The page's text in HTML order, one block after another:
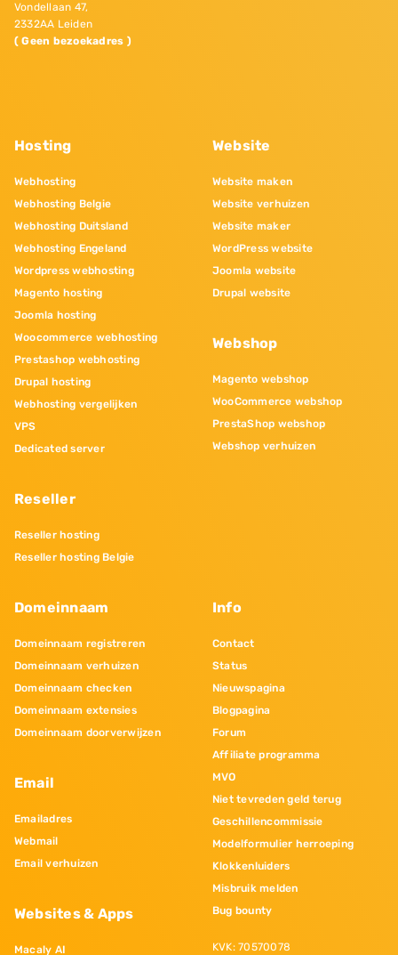
Vondellaan 47,
2332AA Leiden
( Geen bezoekadres )
Hosting
Webhosting
Webhosting Belgie
Webhosting Duitsland
Webhosting Engeland
Wordpress webhosting
Magento hosting
Joomla hosting
Woocommerce webhosting
Prestashop webhosting
Drupal hosting
Webhosting vergelijken
VPS
Dedicated server
Reseller
Reseller hosting
Reseller hosting Belgie
Website
Website maken
Website verhuizen
Website maker
WordPress website
Joomla website
Drupal website
Webshop
Magento webshop
WooCommerce webshop
PrestaShop webshop
Webshop verhuizen
Domeinnaam
Domeinnaam registreren
Domeinnaam verhuizen
Domeinnaam checken
Domeinnaam extensies
Domeinnaam doorverwijzen
Email
Emailadres
Webmail
Email verhuizen
Websites & Apps
Macaly AI
Info
Contact
Status
Nieuwspagina
Blogpagina
Forum
Affiliate programma
MVO
Niet tevreden geld terug
Geschillencommissie
Modelformulier herroeping
Klokkenluiders
Misbruik melden
Bug bounty
KVK: 70570078